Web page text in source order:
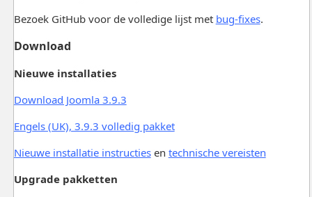
Bezoek GitHub voor de volledige lijst met bug-fixes.
Download
Nieuwe installaties
Download Joomla 3.9.3
Engels (UK), 3.9.3 volledig pakket
Nieuwe installatie instructiesen technische vereisten
Upgrade pakketten